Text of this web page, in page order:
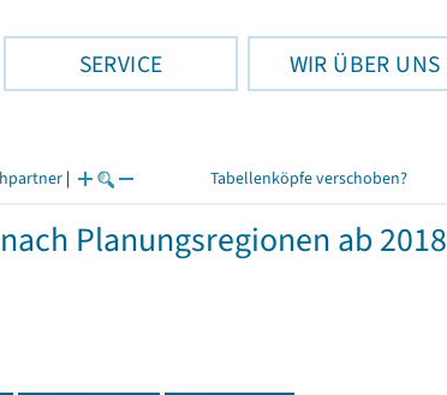
SERVICE WIR ÜBER UNS
| Tabellenköpfe verschoben?
Planungsregionen ab 2018